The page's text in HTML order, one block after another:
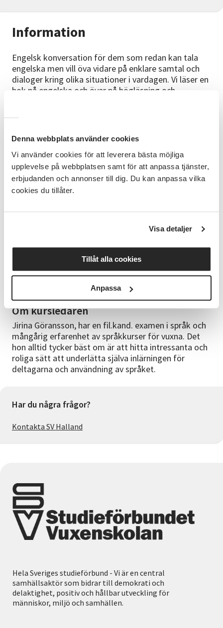
Denna webbplats använder cookies
Vi använder cookies för att leverera bästa möjliga
upplevelse på webbplatsen samt för att anpassa tjänster,
erbjudanden och annonser till dig. Du kan anpassa vilka
cookies du tillåter.
Visa detaljer
Tillåt alla cookies
Anpassa
Information
Engelsk konversation för dem som redan kan tala
engelska men vill öva vidare på enklare samtal och
dialoger kring olika situationer i vardagen. Vi läser en
bok på engelska och övar på högläsning och
Kunna läsa kortare berättelser på engelska och
diskutera innehållet med andra i gruppen, berätta om
sina erfarenheter och stärka sin kommunikativa
förmåga.
Innehåll
Studiematerial
speciella övningar och korta texter på
Om kursledaren
Jirina Göransson, har en fil.kand. examen i språk och
mångårig erfarenhet av språkkurser för vuxna. Det
hon alltid tycker bäst om är att hitta intressanta och
roliga sätt att underlätta själva inlärningen för
deltagarna och användning av språket.
Har du några frågor?
Kontakta SV Halland
Hela Sveriges studieförbund - Vi är en central
samhällsaktör som bidrar till demokrati och
delaktighet, positiv och hållbar utveckling för
människor, miljö och samhällen.